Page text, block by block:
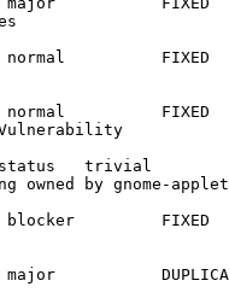
Vulnerability
by gnome-